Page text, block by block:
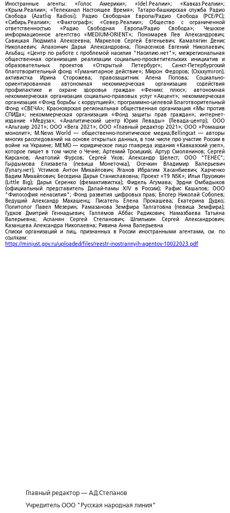
Иностранные агенты: «Голос Америки»; «Idel.Реалии»; «Кавказ.Реалии»;
«Крым.Реалии»; «Телеканал Настоящее Время»; Татаро-башкирская служба Радио
Свобода (Azatliq Radiosi); Радио Свободная Европа/Радио Свобода (PCE/PC);
«Сибирь.Реалии»; «Фактограф»; «Север.Реалии»; Общество с ограниченной
ответственностью «Радио Свободная Европа/Радио Свобода»; Чешское
информационное агентство «MEDIUM-ORIENT»; Пономарев Лев Александрович;
Савицкая Людмила Алексеевна; Маркелов Сергей Евгеньевич; Камалягин Денис
Николаевич; Апахончич Дарья Александровна; Понасенков Евгений Николаевич;
Альбац; «Центр по работе с проблемой насилия "Насилию.нет"»; межрегиональная
общественная организация реализации социально-просветительских инициатив и
образовательных проектов «Открытый Петербург»; Санкт-Петербургский
благотворительный фонд «Гуманитарное действие»; Мирон Федоров; (Oxxxymiron);
активистка Ирина Сторожева; правозащитник Алена Попова; Социально-
ориентированная автономная некоммерческая организация содействия
профилактике и охране здоровья граждан «Феникс плюс»; автономная
некоммерческая организация социально-правовых услуг «Акцент»; некоммерческая
организация «Фонд борьбы с коррупцией»; программно-целевой Благотворительный
Фонд «СВЕЧА»; Красноярская региональная общественная организация «Мы против
СПИДа»; некоммерческая организация «Фонд защиты прав граждан»; интернет-
издание «Медуза»; «Аналитический центр Юрия Левады» (Левада-центр); ООО
«Альтаир 2021»; ООО «Вега 2021»; ООО «Главный редактор 2021»; ООО «Ромашки
монолит»; M.News World — общественно-политическое медиа;Bellingcat — авторы
многих расследований на основе открытых данных, в том числе про участие России в
войне на Украине; МЕМО — юридическое лицо главреда издания «Кавказский узел»,
которое пишет в том числе о Чечне; Артемий Троицкий; Артур Смолянинов; Сергей
Кирсанов; Анатолий Фурсов; Сергей Ухов; Александр Шелест; ООО "ТЕНЕС";
Гырдымова Елизавета (певица Монеточка); Осечкин Владимир Валерьевич
(Гулагу.нет); Устимов Антон Михайлович; Яганов Ибрагим Хасанбиевич; Харченко
Вадим Михайлович; Беседина Дарья Станиславовна; Проект «T9 NSK»; Илья Прусикин
(Little Big); Дарья Серенко (фемактивистка); Фидель Агумава; Эрдни Омбадыков
(официальный представитель Далай-ламы XIV в России); Рафис Кашапов; ООО
"Философия ненасилия"; Фонд развития цифровых прав; Блогер Николай Соболев;
Ведущий Александр Макашенц; Писатель Елена Прокашева; Екатерина Дудко;
Политолог Павел Мезерин; Рамазанова Земфира Талгатовна (певица Земфира);
Гудков Дмитрий Геннадьевич; Галлямов Аббас Радикович; Намазбаева Татьяна
Валерьевна; Асланян Сергей Степанович; Шпилькин Сергей Александрович;
Казанцева Александра Николаевна; Ривина Анна Валерьевна
Списки организаций и лиц, признанных в России иностранными агентами, см. по
ссылкам:
https://minjust.gov.ru/uploaded/files/reestr-inostrannyih-agentov-10022023.pdf
Главный редактор — А.Д.Степанов
Учредитель ООО "Русская народная линия"